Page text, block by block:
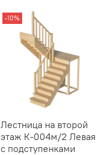
-10%
Лестница на второй
этаж К-004м/2 Левая
с подступенками